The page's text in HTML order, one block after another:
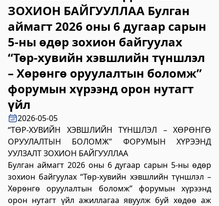
2023-06-06 14:53:59
Дэлгэрэнгүй
Булган аймгийн Нийгмийн даатгалын
хэлтэс
2023-06-06 14:50:54
Дэлгэрэнгүй
Өвөрхангай аймгийн цагдаагийн газар
2023-06-06 14:46:41
Дэлгэрэнгүй
Булган аймгийн Засаг Даргын Тамгын
газар
2023-06-06 14:41:13
Дэлгэрэнгүй
ЗОХИОН БАЙГУУЛЛАА Булган
аймагт 2026 оны 6 дугаар сарын
5-ны өдөр зохион байгуулах
“Төр-хувийн хэвшлийн түншлэл
– Хөрөнгө оруулалтын боломж”
форумын хүрээнд орон нутагт
үйл
2026-05-05
“ТӨР-ХУВИЙН ХЭВШЛИЙН ТҮНШЛЭЛ – ХӨРӨНГӨ
ОРУУЛАЛТЫН БОЛОМЖ” ФОРУМЫН ХҮРЭЭНД
УУЛЗАЛТ ЗОХИОН БАЙГУУЛЛАА
Булган аймагт 2026 оны 6 дугаар сарын 5-ны өдөр
зохион байгуулах “Төр-хувийн хэвшлийн түншлэл –
Хөрөнгө оруулалтын боломж” форумын хүрээнд
орон нутагт үйл ажиллагаа явуулж буй хөдөө аж